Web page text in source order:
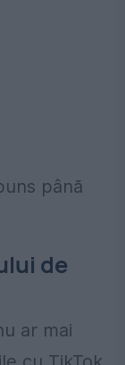
până
de
ar mai